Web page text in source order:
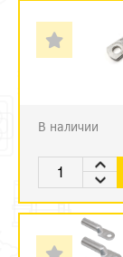
В наличии